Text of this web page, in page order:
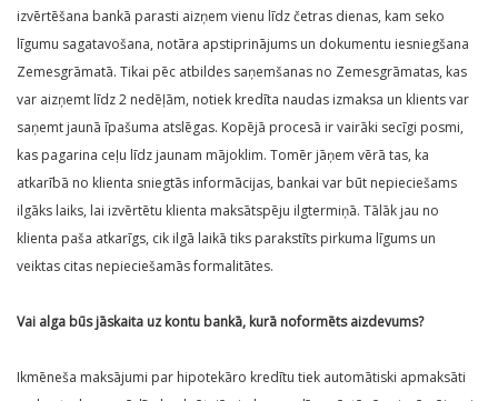
izvērtēšana bankā parasti aizņem vienu līdz četras dienas, kam seko
līgumu sagatavošana, notāra apstiprinājums un dokumentu iesniegšana
Zemesgrāmatā. Tikai pēc atbildes saņemšanas no Zemesgrāmatas, kas
var aizņemt līdz 2 nedēļām, notiek kredīta naudas izmaksa un klients var
saņemt jaunā īpašuma atslēgas. Kopējā procesā ir vairāki secīgi posmi,
kas pagarina ceļu līdz jaunam mājoklim. Tomēr jāņem vērā tas, ka
atkarībā no klienta sniegtās informācijas, bankai var būt nepieciešams
ilgāks laiks, lai izvērtētu klienta maksātspēju ilgtermiņā. Tālāk jau no
klienta paša atkarīgs, cik ilgā laikā tiks parakstīts pirkuma līgums un
veiktas citas nepieciešamās formalitātes.
Vai alga būs jāskaita uz kontu bankā, kurā noformēts aizdevums?
Ikmēneša maksājumi par hipotekāro kredītu tiek automātiski apmaksāti